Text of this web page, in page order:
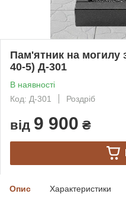
Пам'ятник на могилу
40-5) Д-301
В наявності
Код: Д-301
Роздріб
від 9 900 ₴
Опис Характеристики